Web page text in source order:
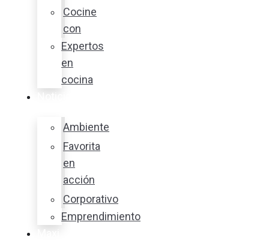
Cocine
con
Expertos
en
cocina
Ambiente
Favorita
en
acción
Corporativo
Emprendimiento